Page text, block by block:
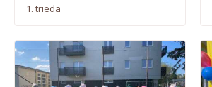
1. trieda